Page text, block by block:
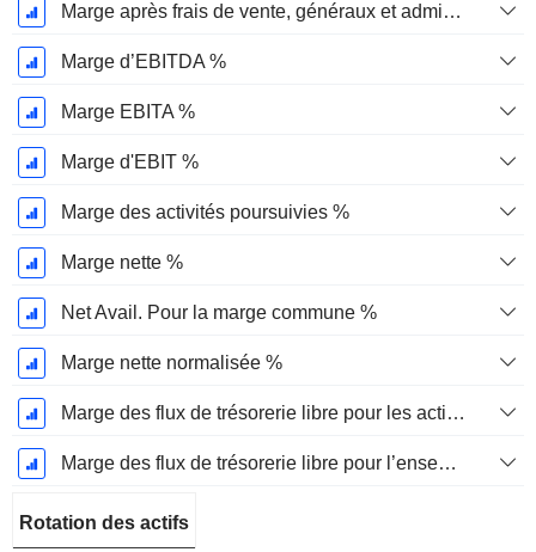
Marge après frais de vente, généraux et administratifs %
Marge d’EBITDA %
Marge EBITA %
Marge d'EBIT %
Marge des activités poursuivies %
Marge nette %
Net Avail. Pour la marge commune %
Marge nette normalisée %
Marge des flux de trésorerie libre pour les actionnaires
Marge des flux de trésorerie libre pour l’ensemble des pourvoyeurs de fonds
Rotation des actifs